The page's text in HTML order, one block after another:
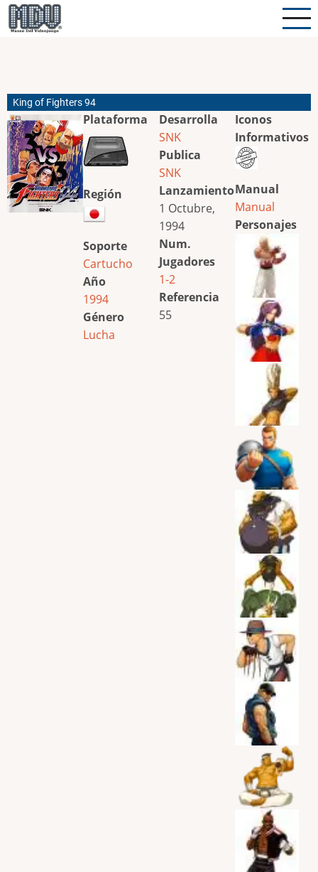
Pasar
al
King of Fighters 94
Plataforma
Región
Soporte
Cartucho
Año
1994
Género
Lucha
Desarrolla
SNK
Publica
SNK
Lanzamiento
1 Octubre,
1994
Num.
Jugadores
1-2
Referencia
55
Iconos
Informativos
Manual
Manual
Personajes